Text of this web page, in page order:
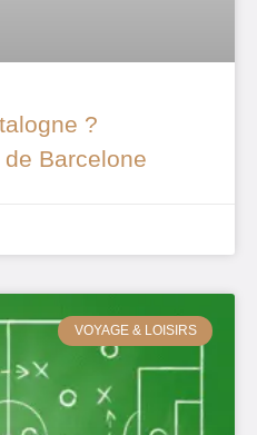
?
Barcelone
VOYAGE & LOISIRS